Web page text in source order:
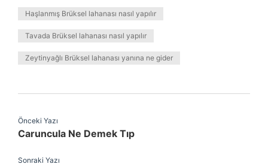
Haşlanmış Brüksel lahanası nasıl yapılır
Tavada Brüksel lahanası nasıl yapılır
Zeytinyağlı Brüksel lahanası yanına ne gider
Önceki Yazı
Caruncula Ne Demek Tıp
Sonraki Yazı